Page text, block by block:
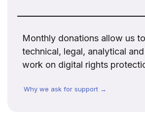
Monthly donations allow us
technical, legal, analytical
work on digital rights
Why we ask for support →